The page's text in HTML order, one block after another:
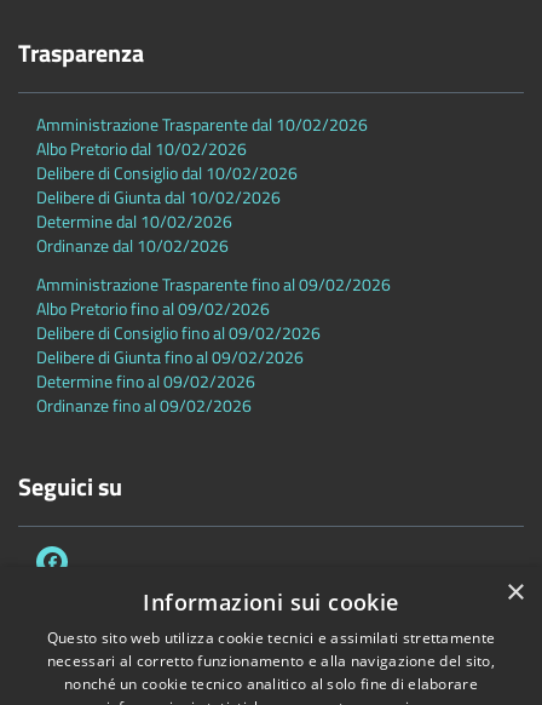
Trasparenza
Amministrazione Trasparente dal 10/02/2026
Albo Pretorio dal 10/02/2026
Delibere di Consiglio dal 10/02/2026
Delibere di Giunta dal 10/02/2026
Determine dal 10/02/2026
Ordinanze dal 10/02/2026
Amministrazione Trasparente fino al 09/02/2026
Albo Pretorio fino al 09/02/2026
Delibere di Consiglio fino al 09/02/2026
Delibere di Giunta fino al 09/02/2026
Determine fino al 09/02/2026
Ordinanze fino al 09/02/2026
Seguici su
Accessibilità Privacy Cookie
Mappa del sito
Dichiarazione di accessibilità
×
Informazioni sui cookie
Questo sito web utilizza cookie tecnici e assimilati strettamente
necessari al corretto funzionamento e alla navigazione del sito,
nonché un cookie tecnico analitico al solo fine di elaborare